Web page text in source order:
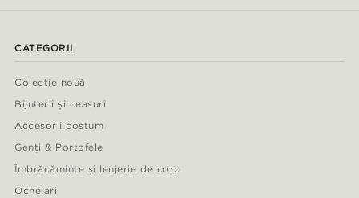
CATEGORII
Colecție nouă
Bijuterii și ceasuri
Accesorii costum
Genți & Portofele
Îmbrăcăminte și lenjerie de corp
Ochelari